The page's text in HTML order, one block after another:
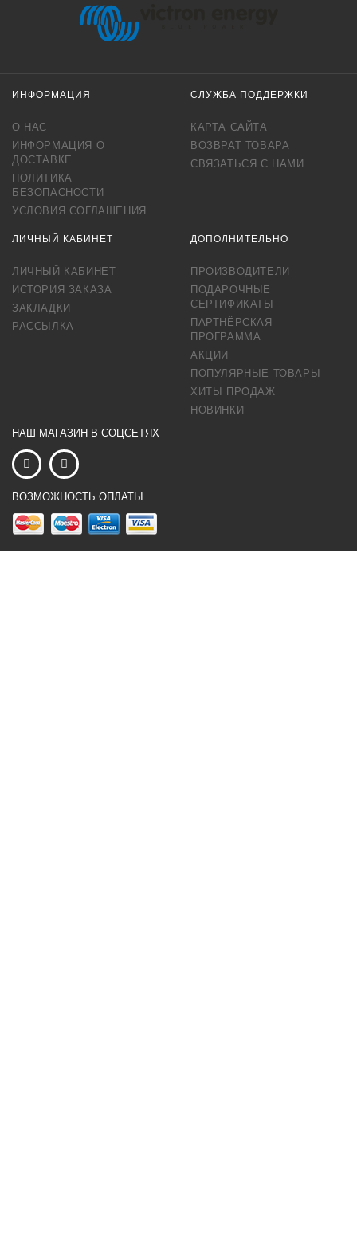
ИНФОРМАЦИЯ
О НАС
ИНФОРМАЦИЯ О
ДОСТАВКЕ
ПОЛИТИКА
БЕЗОПАСНОСТИ
УСЛОВИЯ СОГЛАШЕНИЯ
СЛУЖБА ПОДДЕРЖКИ
КАРТА САЙТА
ВОЗВРАТ ТОВАРА
СВЯЗАТЬСЯ С НАМИ
ЛИЧНЫЙ КАБИНЕТ
ЛИЧНЫЙ КАБИНЕТ
ИСТОРИЯ ЗАКАЗА
ЗАКЛАДКИ
РАССЫЛКА
ДОПОЛНИТЕЛЬНО
ПРОИЗВОДИТЕЛИ
ПОДАРОЧНЫЕ
СЕРТИФИКАТЫ
ПАРТНЁРСКАЯ
ПРОГРАММА
АКЦИИ
ПОПУЛЯРНЫЕ ТОВАРЫ
ХИТЫ ПРОДАЖ
НОВИНКИ
НАШ МАГАЗИН В СОЦСЕТЯХ
ВОЗМОЖНОСТЬ ОПЛАТЫ